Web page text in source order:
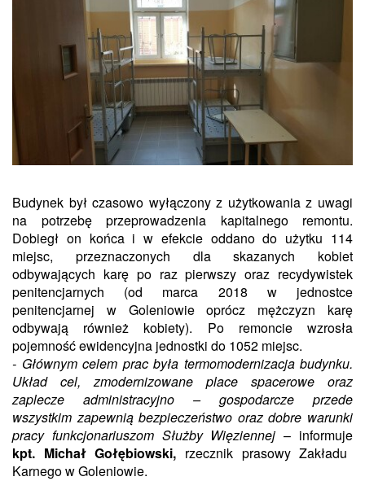
Budynek był czasowo wyłączony z użytkowania z uwagi
na potrzebę przeprowadzenia kapitalnego remontu.
Dobiegł on końca i w efekcie oddano do użytku 114
miejsc, przeznaczonych dla skazanych kobiet
odbywających karę po raz pierwszy oraz recydywistek
penitencjarnych (od marca 2018 w jednostce
penitencjarnej w Goleniowie oprócz mężczyzn karę
odbywają również kobiety). Po remoncie wzrosła
pojemność ewidencyjna jednostki do 1052 miejsc.
- Głównym celem prac była termomodernizacja budynku.
Układ cel, zmodernizowane place spacerowe oraz
zaplecze administracyjno – gospodarcze przede
wszystkim zapewnią bezpieczeństwo oraz dobre warunki
pracy funkcjonariuszom Służby Więziennej – informuje
kpt. Michał Gołębiowski, rzecznik prasowy Zakładu
Karnego w Goleniowie.